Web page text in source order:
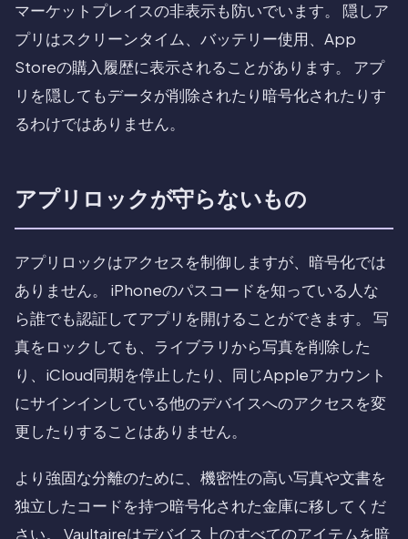
マーケットプレイスの非表示も防いでいます。 隠しア
プリはスクリーンタイム、バッテリー使用、App
Storeの購入履歴に表示されることがあります。 アプ
リを隠してもデータが削除されたり暗号化されたりす
るわけではありません。
アプリロックが守らないもの
アプリロックはアクセスを制御しますが、暗号化では
ありません。 iPhoneのパスコードを知っている人な
ら誰でも認証してアプリを開けることができます。 写
真をロックしても、ライブラリから写真を削除した
り、iCloud同期を停止したり、同じAppleアカウント
にサインインしている他のデバイスへのアクセスを変
更したりすることはありません。
より強固な分離のために、機密性の高い写真や文書を
独立したコードを持つ暗号化された金庫に移してくだ
さい。 Vaultaireはデバイス上のすべてのアイテムを暗